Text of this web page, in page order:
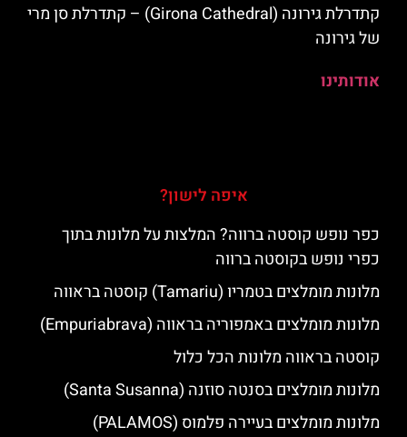
קתדרלת גירונה (Girona Cathedral) – קתדרלת סן מרי
של גירונה
אודותינו
איפה לישון?
כפר נופש קוסטה ברווה? המלצות על מלונות בתוך
כפרי נופש בקוסטה ברווה
מלונות מומלצים בטמריו (Tamariu) קוסטה בראווה
מלונות מומלצים באמפוריה בראווה (Empuriabrava)
קוסטה בראווה מלונות הכל כלול
מלונות מומלצים בסנטה סוזנה (Santa Susanna)
מלונות מומלצים בעיירה פלמוס (PALAMOS)